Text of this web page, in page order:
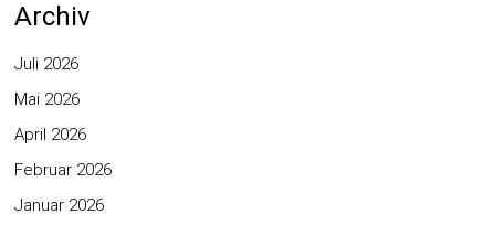
Archiv
Juli 2026
Mai 2026
April 2026
Februar 2026
Januar 2026